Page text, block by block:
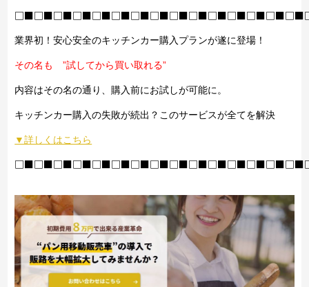
業界初！安心安全のキッチンカー購入プランが遂に登場！
その名も ”試してから買い取れる”
内容はその名の通り、購入前にお試しが可能に。
キッチンカー購入の失敗が続出？このサービスが全てを解決
▼詳しくはこちら